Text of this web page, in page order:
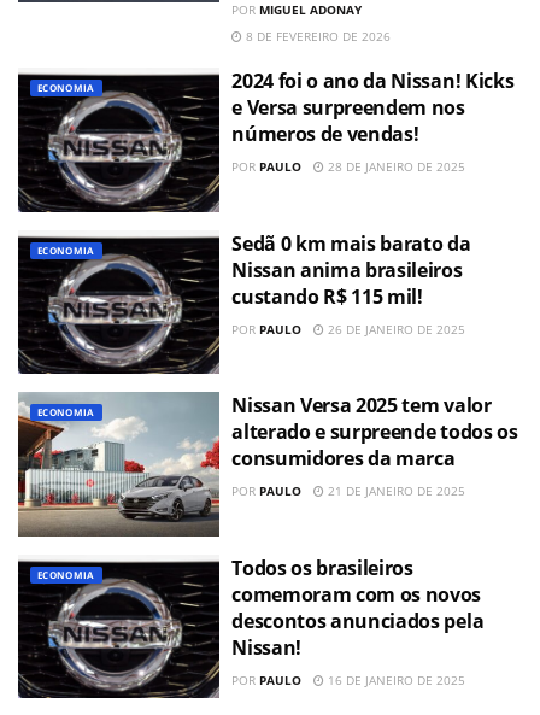
POR MIGUEL ADONAY
8 DE FEVEREIRO DE 2026
ECONOMIA
2024 foi o ano da Nissan! Kicks
e Versa surpreendem nos
números de vendas!
POR PAULO 28 DE JANEIRO DE 2025
ECONOMIA
Sedã 0 km mais barato da
Nissan anima brasileiros
custando R$ 115 mil!
POR PAULO 26 DE JANEIRO DE 2025
ECONOMIA
Nissan Versa 2025 tem valor
alterado e surpreende todos os
consumidores da marca
POR PAULO 21 DE JANEIRO DE 2025
ECONOMIA
Todos os brasileiros
comemoram com os novos
descontos anunciados pela
Nissan!
POR PAULO 16 DE JANEIRO DE 2025